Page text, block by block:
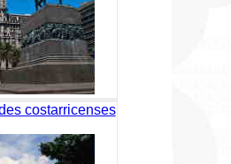
costarricenses